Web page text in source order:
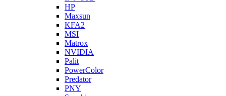
HP
Maxsun
KFA2
MSI
Matrox
NVIDIA
Palit
PowerColor
Predator
PNY